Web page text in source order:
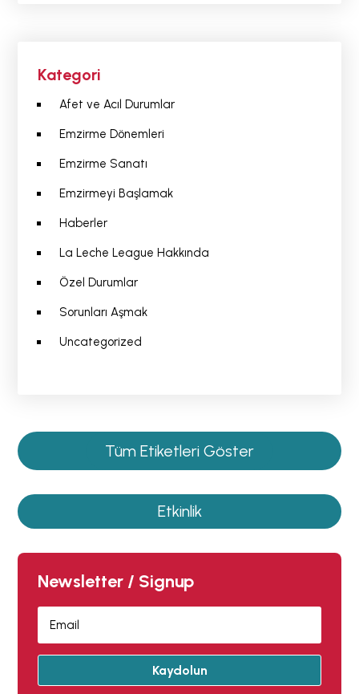
Kategori
Afet ve Acıl Durumlar
Emzirme Dönemleri
Emzirme Sanatı
Emzirmeyi Başlamak
Haberler
La Leche League Hakkında
Özel Durumlar
Sorunları Aşmak
Uncategorized
Tüm Etiketleri Göster
Etkinlik
Newsletter / Signup
Kaydolun